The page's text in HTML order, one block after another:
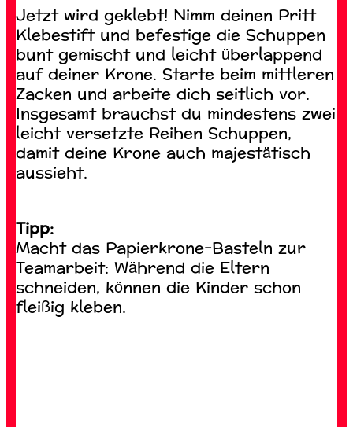
Jetzt wird geklebt! Nimm deinen Pritt
Klebestift und befestige die Schuppen
bunt gemischt und leicht überlappend
auf deiner Krone. Starte beim mittleren
Zacken und arbeite dich seitlich vor.
Insgesamt brauchst du mindestens zwei
leicht versetzte Reihen Schuppen,
damit deine Krone auch majestätisch
aussieht.
Tipp:
Macht das Papierkrone-Basteln zur
Teamarbeit: Während die Eltern
schneiden, können die Kinder schon
fleißig kleben.